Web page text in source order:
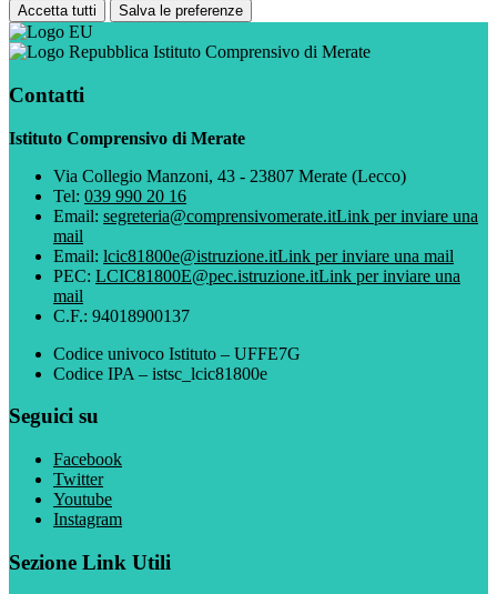
Accetta tutti Salva le preferenze
Istituto Comprensivo di Merate
Contatti
Istituto Comprensivo di Merate
Via Collegio Manzoni, 43 - 23807 Merate (Lecco)
Tel: 039 990 20 16
Email: segreteria@comprensivomerate.itLink per inviare una
mail
Email: lcic81800e@istruzione.itLink per inviare una mail
PEC: LCIC81800E@pec.istruzione.itLink per inviare una
mail
C.F.: 94018900137
Codice univoco Istituto – UFFE7G
Codice IPA – istsc_lcic81800e
Seguici su
Facebook
Twitter
Youtube
Instagram
Sezione Link Utili